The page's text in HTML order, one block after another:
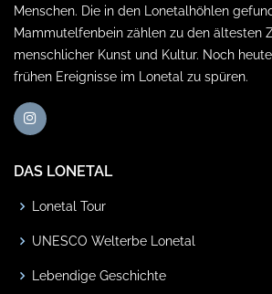
Menschen. Die in den Lonetalhöhlen
Mammutelfenbein zählen zu den ältesten
menschlicher Kunst und Kultur. Noch
frühen Ereignisse im Lonetal zu spüren.
DAS LONETAL
Lonetal Tour
UNESCO Welterbe Lonetal
Lebendige Geschichte